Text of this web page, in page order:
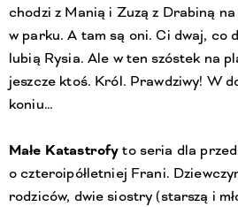
chodzi z Manią i Zuzą z Drabiną na
w parku. A tam są oni. Ci dwaj, co
lubią Rysia. Ale w ten szóstek na
jeszcze ktoś. Król. Prawdziwy! W
koniu…
Małe Katastrofyto seria dla
o czteroipółletniej Frani.
rodziców, dwie siostry (starszą i